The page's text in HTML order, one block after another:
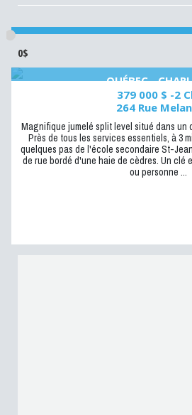
0$
QUÉBEC -
379 000 $ -2
264 Rue
Magnifique jumelé split level situé dans un
Près de tous les services essentiels, à 3
quelques pas de l'école secondaire St-
de rue bordé d'une haie de cèdres. Un clé
ou personne ...